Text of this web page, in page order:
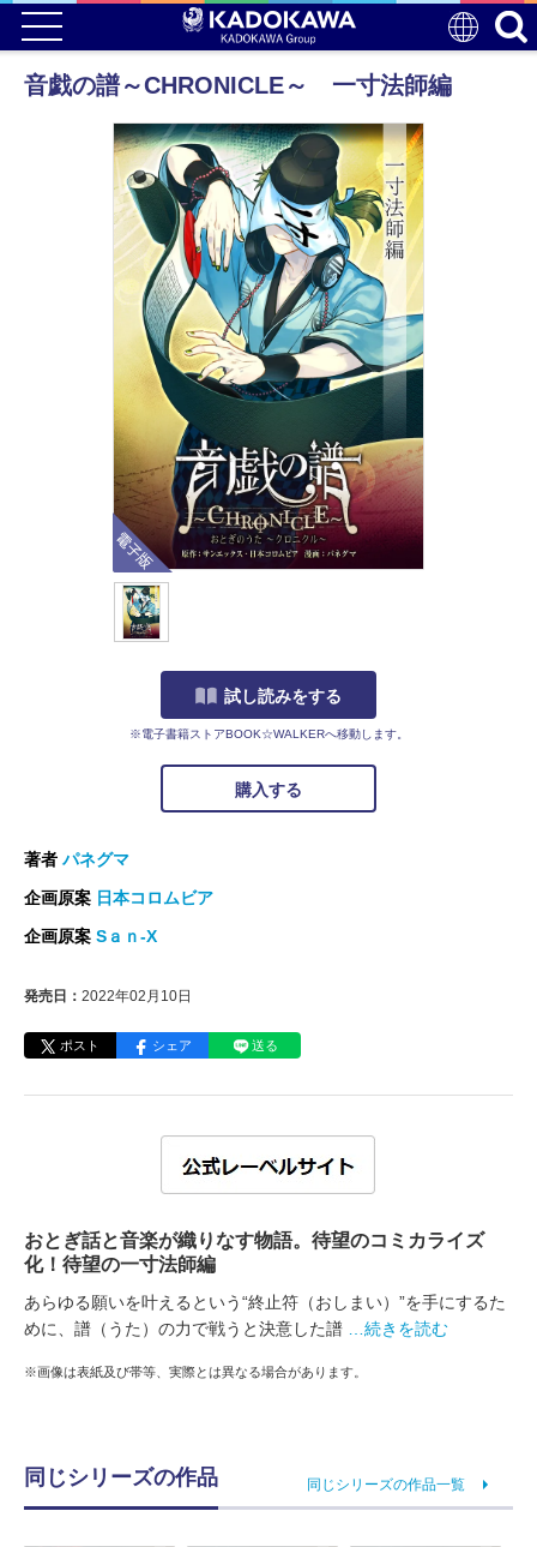
音戯の譜～CHRONICLE～ 一寸法師編
電子版
試し読みをする
※電子書籍ストアBOOK☆WALKERへ移動します。
購入する
著者 パネグマ
企画原案 日本コロムビア
企画原案 Sａｎ-X
発売日： 2022年02月10日
ポスト シェア 送る
おとぎ話と音楽が織りなす物語。待望のコミカライズ
化！待望の一寸法師編
あらゆる願いを叶えるという“終止符（おしまい）”を手にするた
めに、譜（うた）の力で戦うと決意した譜
…続きを読む
※画像は表紙及び帯等、実際とは異なる場合があります。
同じシリーズの作品 同じシリーズの作品一覧